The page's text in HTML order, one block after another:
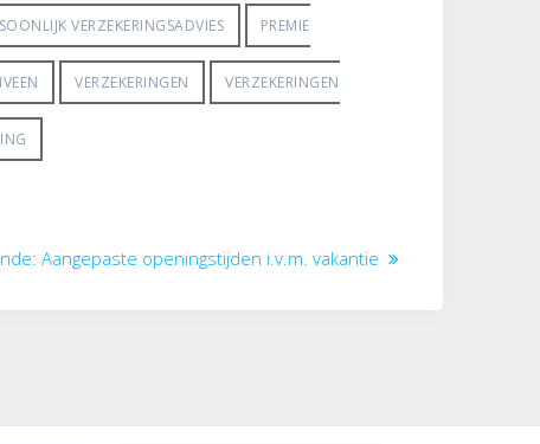
VERZEKERINGSADVIES PREMIE
VERZEKERINGEN VERZEKERINGEN
Volgend
Aangepaste openingstijden i.v.m. vakantie